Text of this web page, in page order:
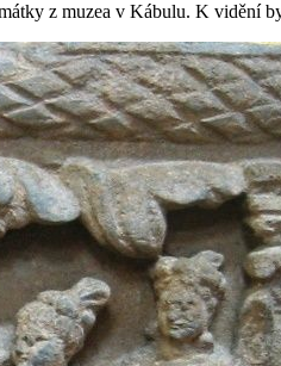
z muzea v Kábulu. K vidění